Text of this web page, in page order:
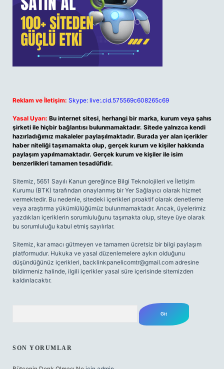
Reklam ve İletişim: Skype: live:.cid.575569c608265c69
Yasal Uyarı: Bu internet sitesi, herhangi bir marka, kurum veya şahıs
şirketi ile hiçbir bağlantısı bulunmamaktadır. Sitede yalnızca kendi
hazırladığımız makaleler paylaşılmaktadır. Burada yer alan içerikler
haber niteliği taşımamakta olup, gerçek kurum ve kişiler hakkında
paylaşım yapılmamaktadır. Gerçek kurum ve kişiler ile isim
benzerlikleri tamamen tesadüfidir.
Sitemiz, 5651 Sayılı Kanun gereğince Bilgi Teknolojileri ve İletişim
Kurumu (BTK) tarafından onaylanmış bir Yer Sağlayıcı olarak hizmet
vermektedir. Bu nedenle, sitedeki içerikleri proaktif olarak denetleme
veya araştırma yükümlülüğümüz bulunmamaktadır. Ancak, üyelerimiz
yazdıkları içeriklerin sorumluluğunu taşımakta olup, siteye üye olarak
bu sorumluluğu kabul etmiş sayılırlar.
Sitemiz, kar amacı gütmeyen ve tamamen ücretsiz bir bilgi paylaşım
platformudur. Hukuka ve yasal düzenlemelere aykırı olduğunu
düşündüğünüz içerikleri, backlinkpanelicomtr@gmail.com adresine
bildirmeniz halinde, ilgili içerikler yasal süre içerisinde sitemizden
kaldırılacaktır.
SON YORUMLAR